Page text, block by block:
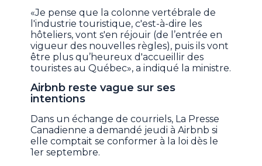
«Je pense que la colonne vertébrale de
l'industrie touristique, c'est-à-dire les
hôteliers, vont s'en réjouir (de l’entrée en
vigueur des nouvelles règles), puis ils vont
être plus qu’heureux d'accueillir des
touristes au Québec», a indiqué la ministre.
Airbnb reste vague sur ses
intentions
Dans un échange de courriels, La Presse
Canadienne a demandé jeudi à Airbnb si
elle comptait se conformer à la loi dès le
1er septembre.